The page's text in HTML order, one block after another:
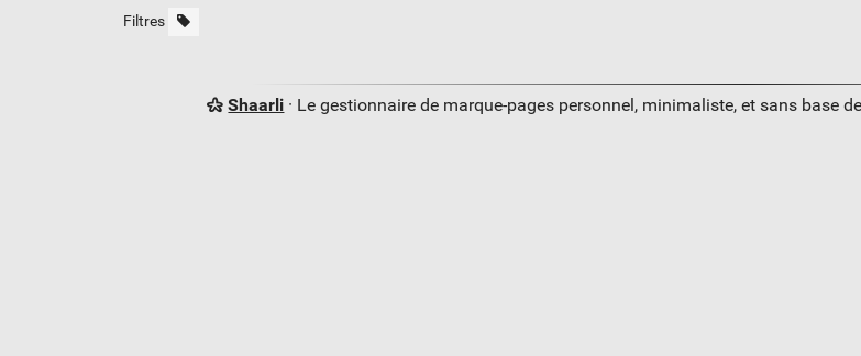
Filtres
Shaarli · Le gestionnaire de marque-pages personnel, minimaliste, et sans base